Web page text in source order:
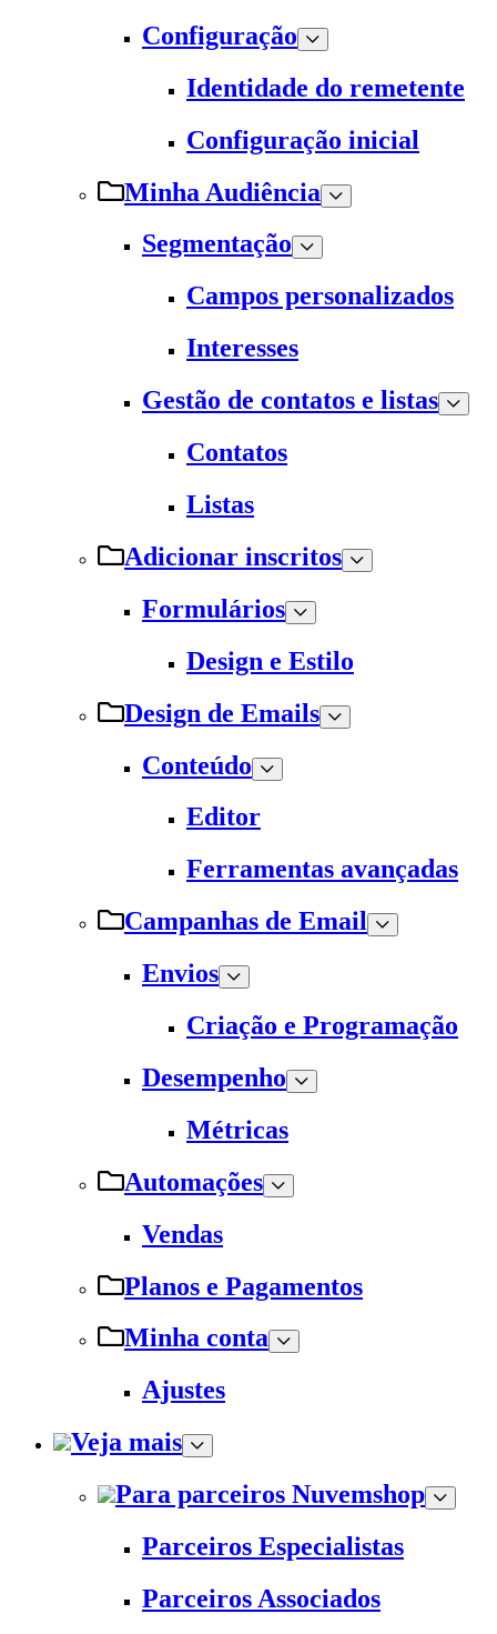
Configuração
Identidade do remetente
Configuração inicial
Minha Audiência
Segmentação
Campos personalizados
Interesses
Gestão de contatos e listas
Contatos
Listas
Adicionar inscritos
Formulários
Design e Estilo
Design de Emails
Conteúdo
Editor
Ferramentas avançadas
Campanhas de Email
Envios
Criação e Programação
Desempenho
Métricas
Automações
Vendas
Planos e Pagamentos
Minha conta
Ajustes
Veja mais
Para parceiros Nuvemshop
Parceiros Especialistas
Parceiros Associados